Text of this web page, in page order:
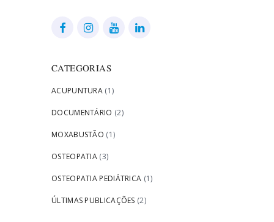
CATEGORIAS
ACUPUNTURA (1)
DOCUMENTÁRIO (2)
MOXABUSTÃO (1)
OSTEOPATIA (3)
OSTEOPATIA PEDIÁTRICA (1)
ÚLTIMAS PUBLICAÇÕES (2)